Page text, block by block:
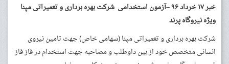
خبر ۱۷ خرداد ۹۶ –
آزمون استخدامی شرکت بهره برداری و تعمیراتی مپنا
ویژه نیروگاه پرند
شرکت بهره برداری و تعمیراتی مپنا (سهامی خاص) جهت تامین نیروی
انسانی متخصص خود از بین داوطلب و مصاحبه جهت استخدام در فاز فاز